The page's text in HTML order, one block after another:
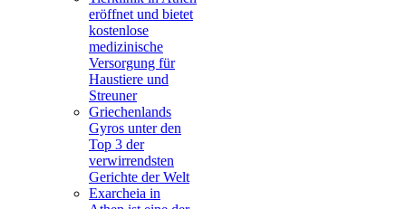
eröffnet und bietet
kostenlose
medizinische
Versorgung für
Haustiere und
Streuner
Griechenlands
Gyros unter den
Top 3 der
verwirrendsten
Gerichte der Welt
Exarcheia in